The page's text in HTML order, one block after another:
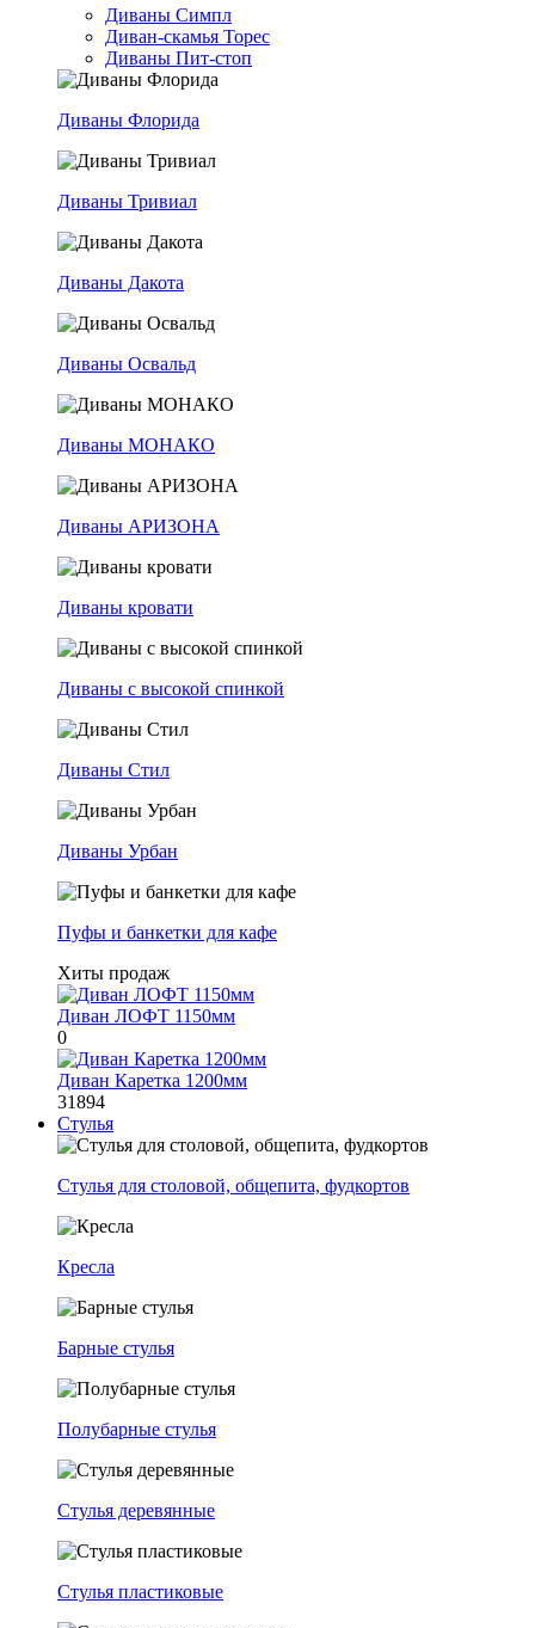
Диваны Симпл
Диван-скамья Торес
Диваны Пит-стоп
Диваны Флорида
Диваны Тривиал
Диваны Дакота
Диваны Освальд
Диваны МОНАКО
Диваны АРИЗОНА
Диваны кровати
Диваны с высокой спинкой
Диваны Стил
Диваны Урбан
Пуфы и банкетки для кафе
Хиты продаж
Диван ЛОФТ 1150мм
0
Диван Каретка 1200мм
31894
Стулья
Стулья для столовой, общепита, фудкортов
Кресла
Барные стулья
Полубарные стулья
Стулья деревянные
Стулья пластиковые